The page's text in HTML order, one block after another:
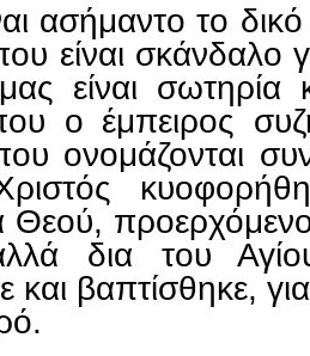
ασήμαντο το
είναι σκάνδαλο
είναι
ο έμπειρος
ονομάζονται
Θεού,
δια του
και βαπτίσθηκε,